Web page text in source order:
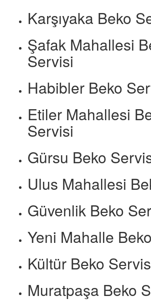
Karşıyaka Beko
Şafak Mahallesi
Servisi
Habibler Beko
Etiler Mahallesi
Servisi
Gürsu Beko
Ulus Mahallesi
Güvenlik Beko
Yeni Mahalle
Kültür Beko
Muratpaşa Beko